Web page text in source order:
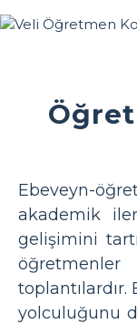
Ebeveyn-
akademik
gelişimini
yolculuğunu